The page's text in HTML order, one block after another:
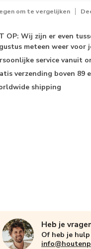
om te vergelijken
OP: Wij zijn er even
meteen weer voor
service vanuit
verzending boven 89
shipping
Heb je
Of heb je